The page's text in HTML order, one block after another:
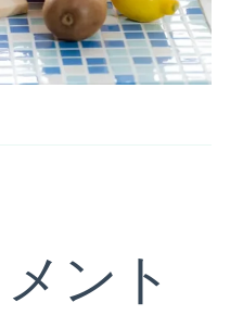
ント